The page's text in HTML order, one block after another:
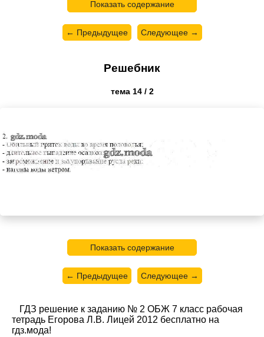
Показать содержание
← Предыдущее Следующее →
Решебник
тема 14 / 2
Показать содержание
← Предыдущее Следующее →
ГДЗ решение к заданию № 2 ОБЖ 7 класс рабочая
тетрадь Егорова Л.В. Лицей 2012 бесплатно на
гдз.мода!